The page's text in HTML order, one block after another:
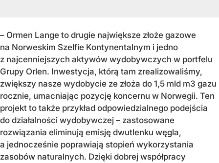
– Ormen Lange to drugie największe złoże gazowe
na Norweskim Szelfie Kontynentalnym i jedno
z najcenniejszych aktywów wydobywczych w portfelu
Grupy Orlen. Inwestycja, którą tam zrealizowaliśmy,
zwiększy nasze wydobycie ze złoża do 1,5 mld m3 gazu
rocznie, umacniając pozycję koncernu w Norwegii. Ten
projekt to także przykład odpowiedzialnego podejścia
do działalności wydobywczej – zastosowane
rozwiązania eliminują emisję dwutlenku węgla,
a jednocześnie poprawiają stopień wykorzystania
zasobów naturalnych. Dzięki dobrej współpracy